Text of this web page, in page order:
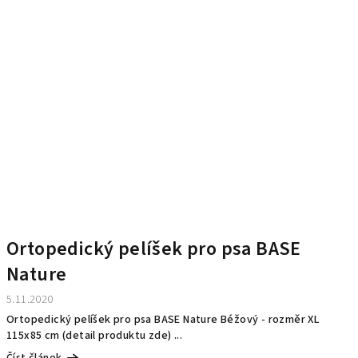
Ortopedický pelíšek pro psa BASE
Nature
5.11.2020
Ortopedický pelíšek pro psa BASE Nature Béžový - rozměr XL
115x85 cm (detail produktu zde) ...